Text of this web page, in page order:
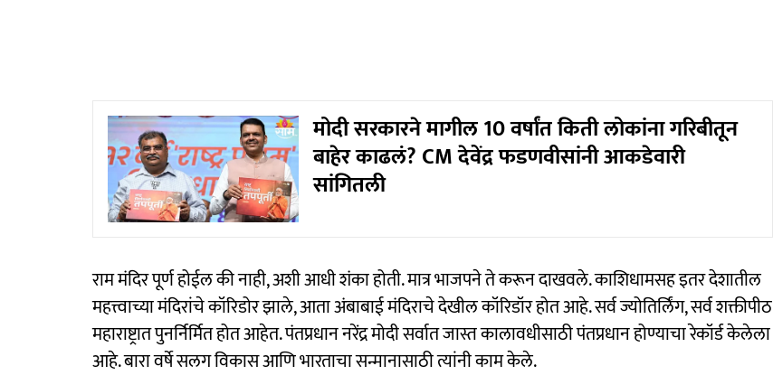
मोदी सरकारने मागील 10 वर्षांत किती लोकांना गरिबीतून
बाहेर काढलं? CM देवेंद्र फडणवीसांनी आकडेवारी
सांगितली
राम मंदिर पूर्ण होईल की नाही, अशी आधी शंका होती. मात्र भाजपने ते करून दाखवले. काशिधामसह इतर देशातील
महत्त्वाच्या मंदिरांचे कॉरिडोर झाले, आता अंबाबाई मंदिराचे देखील कॉरिडॉर होत आहे. सर्व ज्योतिर्लिंग, सर्व शक्तीपीठ
महाराष्ट्रात पुनर्निर्मित होत आहेत. पंतप्रधान नरेंद्र मोदी सर्वात जास्त कालावधीसाठी पंतप्रधान होण्याचा रेकॉर्ड केलेला
आहे. बारा वर्षे सलग विकास आणि भारताचा सन्मानासाठी त्यांनी काम केले.